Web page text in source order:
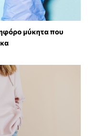
μύκητα που